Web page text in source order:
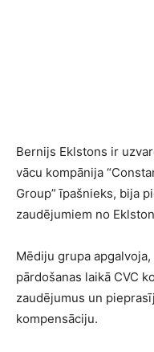
Bernijs Eklstons ir
vācu kompānija
Group” īpašnieks, bija
zaudējumiem no
Mēdiju grupa
pārdošanas laikā CVC
zaudējumus un
kompensāciju.